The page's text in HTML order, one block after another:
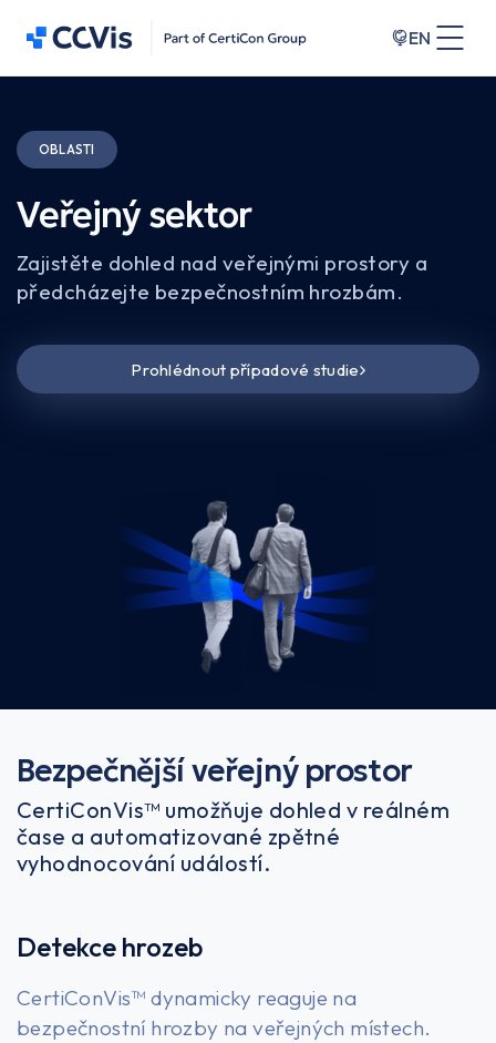
EN
OBLASTI
Veřejný sektor
Zajistěte dohled nad veřejnými prostory a
předcházejte bezpečnostním hrozbám.
Prohlédnout případové studie
Bezpečnější veřejný prostor
CertiConVis™ umožňuje dohled v reálném
čase a automatizované zpětné
vyhodnocování událostí.
Detekce hrozeb
CertiConVis™ dynamicky reaguje na
bezpečnostní hrozby na veřejných místech.